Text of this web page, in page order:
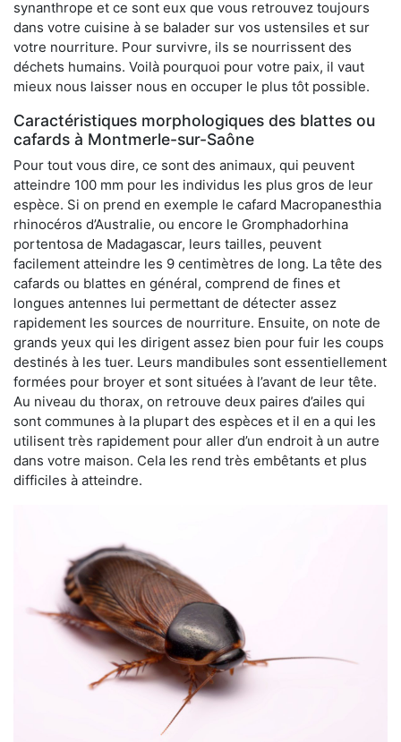
synanthrope et ce sont eux que vous retrouvez toujours
dans votre cuisine à se balader sur vos ustensiles et sur
votre nourriture. Pour survivre, ils se nourrissent des
déchets humains. Voilà pourquoi pour votre paix, il vaut
mieux nous laisser nous en occuper le plus tôt possible.
Caractéristiques morphologiques des blattes ou
cafards à Montmerle-sur-Saône
Pour tout vous dire, ce sont des animaux, qui peuvent
atteindre 100 mm pour les individus les plus gros de leur
espèce. Si on prend en exemple le cafard Macropanesthia
rhinocéros d’Australie, ou encore le Gromphadorhina
portentosa de Madagascar, leurs tailles, peuvent
facilement atteindre les 9 centimètres de long. La tête des
cafards ou blattes en général, comprend de fines et
longues antennes lui permettant de détecter assez
rapidement les sources de nourriture. Ensuite, on note de
grands yeux qui les dirigent assez bien pour fuir les coups
destinés à les tuer. Leurs mandibules sont essentiellement
formées pour broyer et sont situées à l’avant de leur tête.
Au niveau du thorax, on retrouve deux paires d’ailes qui
sont communes à la plupart des espèces et il en a qui les
utilisent très rapidement pour aller d’un endroit à un autre
dans votre maison. Cela les rend très embêtants et plus
difficiles à atteindre.